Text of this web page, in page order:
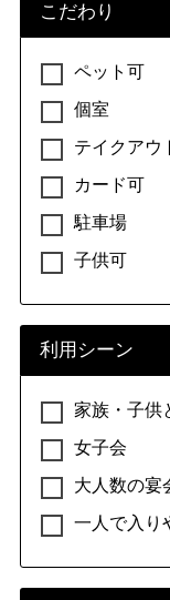
こだわり
ペット可
個室
テイクアウ
カード可
駐車場
子供可
利用シーン
家族・子供
女子会
大人数の宴
一人で入り